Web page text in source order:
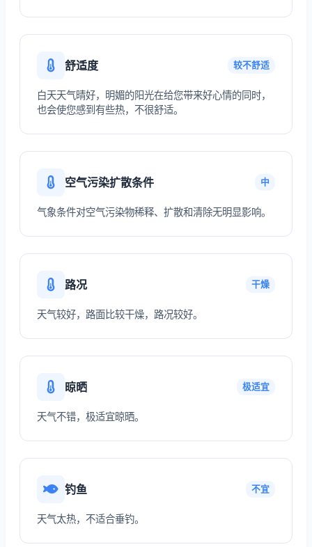
舒适度 较不舒适
白天天气晴好，明媚的阳光在给您带来好心情的同时，
也会使您感到有些热，不很舒适。
空气污染扩散条件 中
气象条件对空气污染物稀释、扩散和清除无明显影响。
路况 干燥
天气较好，路面比较干燥，路况较好。
晾晒 极适宜
天气不错，极适宜晾晒。
钓鱼 不宜
天气太热，不适合垂钓。